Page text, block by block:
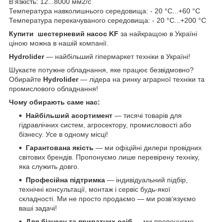
В'язкість: 12...8000 мм2/с
Температура навколишнього середовища: - 20 °C...+60 °C
Температура перекачуваного середовища: - 20 °C...+200 °C
Купити
шестерневий насос KF за найкращою в Україні
ціною можна в нашій компанії.
Hydrolider— найбільший гіпермаркет техніки в Україні!
Шукаєте потужне обладнання, яке працює безвідмовно?
Обирайте Hydrolider— лідера на ринку аграрної техніки та
промислового обладнання!
Чому обирають саме нас:
Найбільший асортимент — тисячі товарів для
гідравлічних систем, агросектору, промисловості або
бізнесу. Усе в одному місці!
Гарантована якість — ми офіційні дилери провідних
світових брендів. Пропонуємо лише перевірену техніку,
яка служить довго.
Професійна підтримка — індивідуальний підбір,
технічні консультації, монтаж і сервіс будь-якої
складності. Ми не просто продаємо — ми розв’язуємо
ваші задачі!